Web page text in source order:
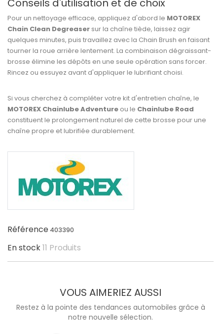
Conseils d'utilisation et de choix
Pour un nettoyage efficace, appliquez d'abord le MOTOREX
Chain Clean Degreaser sur la chaîne tiède, laissez agir
quelques minutes, puis travaillez avec la Chain Brush en faisant
tourner la roue arrière lentement. La combinaison dégraissant-
brosse élimine les dépôts en une seule opération sans forcer.
Rincez ou essuyez avant d'appliquer le lubrifiant choisi.
Si vous cherchez à compléter votre kit d'entretien chaîne, le
MOTOREX Chainlube Adventure ou le Chainlube Road
constituent le prolongement naturel de cette brosse pour une
chaîne propre et lubrifiée durablement.
Référence 403390
En stock11 Produits
VOUS AIMERIEZ AUSSI
Restez à la pointe des tendances automobiles grâce à
notre nouvelle sélection.